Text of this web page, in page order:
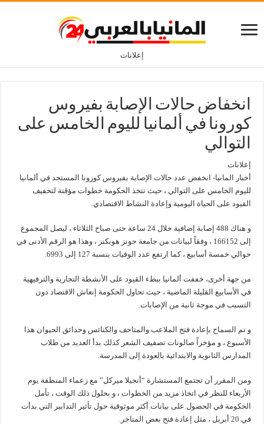
إعلانات
انخفاض حالات الإصابة بفيروس
كورونا في ألمانيا لليوم الخامس على
التوالي
إعلانات
أخبار المانيا- انخفض عدد حالات الإصابة بفيروس كورونا المستجد في ألمانيا
لليوم الخامس على التوالي ، حيث تتخذ الحكومة خطوات مؤقتة لتخفيف
القيود على الحياة اليومية وإعادة النشاط الاقتصادي.
و هناك 488 إصابة إضافية خلال 24 ساعة حتى صباح الثلاثاء ، ليصل المجموع
إلى 166152 ، وفقاً لبيانات من جامعة جونز هوبكنز ، وهذا هو الرقم الأدنى في
حوالي خمسة أسابيع ، كما ارتفع عدد الوفيات بنسبة 127 إلى 6993.
من جهة أخرى، خففت ألمانيا ببطء القيود على الأنشطة التجارية والترفيهية
في الأسابيع القليلة الماضية ، حيث تحاول الحكومة إنعاش الاقتصاد دون
التسبب في موجة ثانية من الإصابات.
و تم السماح بإعادة فتح الملاعب والمتاحف والكنائس وحدائق الحيوان هذا
الأسبوع ، و مؤخراً صالونات تصفيف الشعر كذلك بدأ العديد من طلاب
المدارس الثانوية والابتدائية بالعودة إلى المدرسة.
ومن المقرر أن تجتمع المستشارة “أنجيلا ميركل” مع زعماء المنطقة يوم
الأربعاء للنظر في اتخاذ مزيد من الخطوات ، و بحلول ذلك الوقت ، تأمل
الحكومة في الحصول على بيانات أكثر موثوقية حول تأثير التدابير التي بدأت
في 20 أبريل ، مثل إعادة فتح بعض المتاجر.